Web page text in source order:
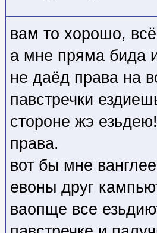
вам то хорошо,
а мне пряма бида
не даёд права на
павстречки
стороне жэ
права.
вот бы мне
евоны друг
ваопще все